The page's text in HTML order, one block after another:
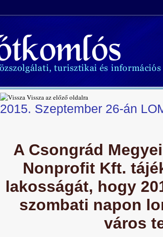
Vissza az előző oldalra
2015. Szeptember 26-án
A Csongrád
Nonprofit Kft.
lakosságát, hogy
szombati napon
város